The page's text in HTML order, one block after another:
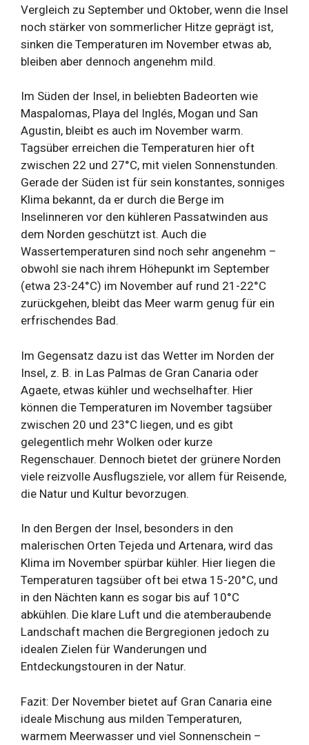
Vergleich zu September und Oktober, wenn die Insel
noch stärker von sommerlicher Hitze geprägt ist,
sinken die Temperaturen im November etwas ab,
bleiben aber dennoch angenehm mild.
Im Süden der Insel, in beliebten Badeorten wie
Maspalomas, Playa del Inglés, Mogan und San
Agustin, bleibt es auch im November warm.
Tagsüber erreichen die Temperaturen hier oft
zwischen 22 und 27°C, mit vielen Sonnenstunden.
Gerade der Süden ist für sein konstantes, sonniges
Klima bekannt, da er durch die Berge im
Inselinneren vor den kühleren Passatwinden aus
dem Norden geschützt ist. Auch die
Wassertemperaturen sind noch sehr angenehm –
obwohl sie nach ihrem Höhepunkt im September
(etwa 23-24°C) im November auf rund 21-22°C
zurückgehen, bleibt das Meer warm genug für ein
erfrischendes Bad.
Im Gegensatz dazu ist das Wetter im Norden der
Insel, z. B. in Las Palmas de Gran Canaria oder
Agaete, etwas kühler und wechselhafter. Hier
können die Temperaturen im November tagsüber
zwischen 20 und 23°C liegen, und es gibt
gelegentlich mehr Wolken oder kurze
Regenschauer. Dennoch bietet der grünere Norden
viele reizvolle Ausflugsziele, vor allem für Reisende,
die Natur und Kultur bevorzugen.
In den Bergen der Insel, besonders in den
malerischen Orten Tejeda und Artenara, wird das
Klima im November spürbar kühler. Hier liegen die
Temperaturen tagsüber oft bei etwa 15-20°C, und
in den Nächten kann es sogar bis auf 10°C
abkühlen. Die klare Luft und die atemberaubende
Landschaft machen die Bergregionen jedoch zu
idealen Zielen für Wanderungen und
Entdeckungstouren in der Natur.
Fazit: Der November bietet auf Gran Canaria eine
ideale Mischung aus milden Temperaturen,
warmem Meerwasser und viel Sonnenschein –